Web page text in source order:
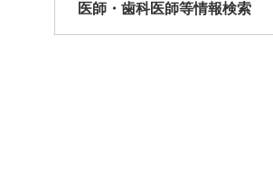
医師・歯科医師等情報検索